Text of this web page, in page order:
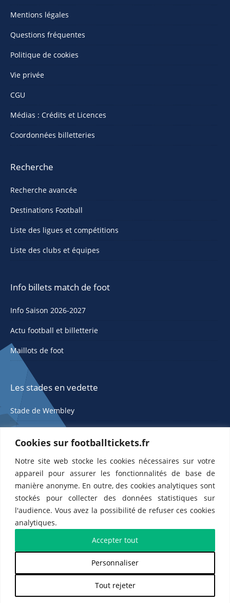
Cookies sur footballtickets.fr
Notre site web stocke les cookies nécessaires sur votre
appareil pour assurer les fonctionnalités de base de
manière anonyme. En outre, des cookies analytiques sont
stockés pour collecter des données statistiques sur
l'audience. Vous avez la possibilité de refuser ces cookies
analytiques.
Personnaliser
Tout rejeter
Accepter tout
Mentions légales
Questions fréquentes
Politique de cookies
Vie privée
CGU
Médias : Crédits et Licences
Coordonnées billetteries
Recherche
Recherche avancée
Destinations Football
Liste des ligues et compétitions
Liste des clubs et équipes
Info billets match de foot
Info Saison 2026-2027
Actu football et billetterie
Maillots de foot
Les stades en vedette
Stade de Wembley
ETTS 365 SL, Rambla de Catalunya 38, 8, 1, 08007 Barcelone, Espagne |
Partenaires de l'US Changé 53 💙et de l'US Bretons de Paris 🤍
𝕏